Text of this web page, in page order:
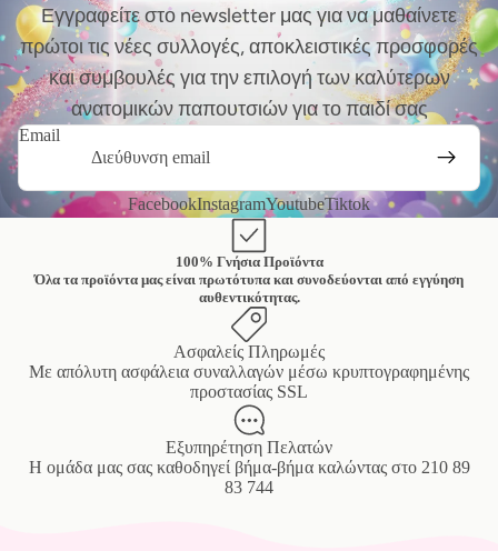
Εγγραφείτε στο newsletter μας για να μαθαίνετε
πρώτοι τις νέες συλλογές, αποκλειστικές προσφορές
και συμβουλές για την επιλογή των καλύτερων
ανατομικών παπουτσιών για το παιδί σας
Email
FacebookInstagramYoutubeTiktok
100% Γνήσια Προϊόντα
Όλα τα προϊόντα μας είναι πρωτότυπα και συνοδεύονται από εγγύηση
αυθεντικότητας.
Ασφαλείς Πληρωμές
Mε απόλυτη ασφάλεια συναλλαγών μέσω κρυπτογραφημένης
προστασίας SSL
Εξυπηρέτηση Πελατών
Η ομάδα μας σας καθοδηγεί βήμα-βήμα καλώντας στο 210 89
83 744